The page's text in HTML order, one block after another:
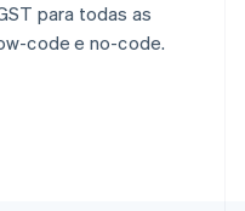
para todas as
code e no-code.